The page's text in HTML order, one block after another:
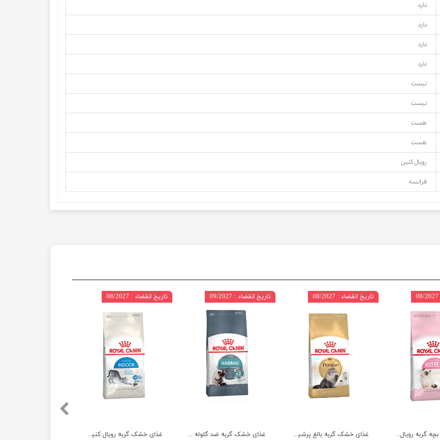
دارد
دارد
دارد
دارد
نیست
نیست
هست
هست
رویال کنین
فرانسه
غذای خشک گربه رویال کنین مدل ایندور وزن 2 کیلوگرم
تاریخ انقضاء : 08/2027
غذای خشک گربه ضد گلوله‌ مویی رویال کنین وزن 2 کیلوگرم
تاریخ انقضاء : 09/2027
غذای خشک گربه بالغ پرشین رویال کنین وزن 2 کیلوگرم
تاریخ انقضاء : 08/2027
غذای خشک بچه گربه رویال کنین وزن 2 کیلوگرم